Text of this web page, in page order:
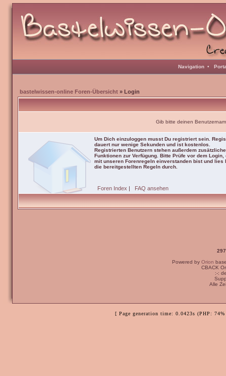
Navigation •
bastelwissen-online Foren-Übersicht » Login
Gib bitte deinen
Um Dich einzuloggen musst Du registriert sein.
dauert nur wenige Sekunden und ist kostenlos.
Registrierten Benutzern stehen außerdem zusätzliche
Funktionen zur Verfügung. Bitte Prüfe vor dem Login,
mit unseren Forenregeln einverstanden bist und lies
die bereitgestellten Regeln durch.
Foren Index | FAQ ansehen
Powered by Orion
CBACK
:-:
Alle
[ Page generation time: 0.0423s (PHP: